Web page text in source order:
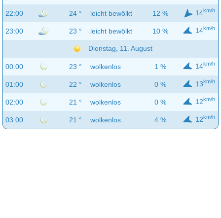
22:00 24 ° leicht bewölkt 12 % 14km/h
23:00 23 ° leicht bewölkt 10 % 14km/h
Dienstag, 11. August
00:00 23 ° wolkenlos 1 % 14km/h
01:00 22 ° wolkenlos 0 % 13km/h
02:00 21 ° wolkenlos 0 % 12km/h
03:00 21 ° wolkenlos 4 % 12km/h